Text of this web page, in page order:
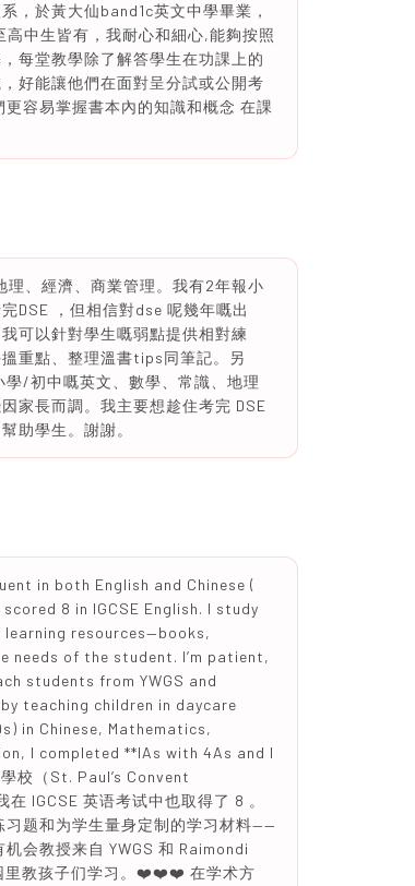
，於黃大仙band1c英文中學畢業，
中生皆有，我耐心和細心,能夠按照
每堂教學除了解答學生在功課上的
好能讓他們在面對呈分試或公開考
容易掌握書本內的知識和概念 在課
、經濟、商業管理。我有2年報小
DSE ，但相信對dse 呢幾年嘅出
可以針對學生嘅弱點提供相對練
重點、整理溫書tips同筆記。另
/初中嘅英文、數學、常識、地理
家長而調。我主要想趁住考完 DSE
助學生。謝謝。
in both English and Chinese (
8 in IGCSE English. I study
resources—books,
of the student. I’m patient,
students from YWGS and
teaching children in daycare
in Chinese, Mathematics,
I completed **IAs with 4As and I
校（St. Paul’s Convent
IGCSE 英语考试中也取得了 8 。
题和为学生量身定制的学习材料——
会教授来自 YWGS 和 Raimondi
里教孩子们学习。❤️❤️❤️ 在学术方